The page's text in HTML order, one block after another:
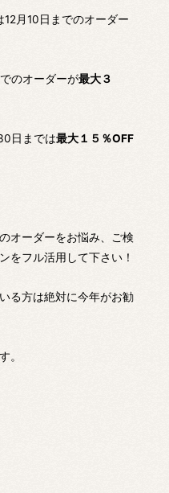
12月10日までのオーダー
のオーダーが最大３
日までは最大１５％OFF
オーダーをお悩み、ご検
をフル活用して下さい！
る方は絶対に今年がお勧
。